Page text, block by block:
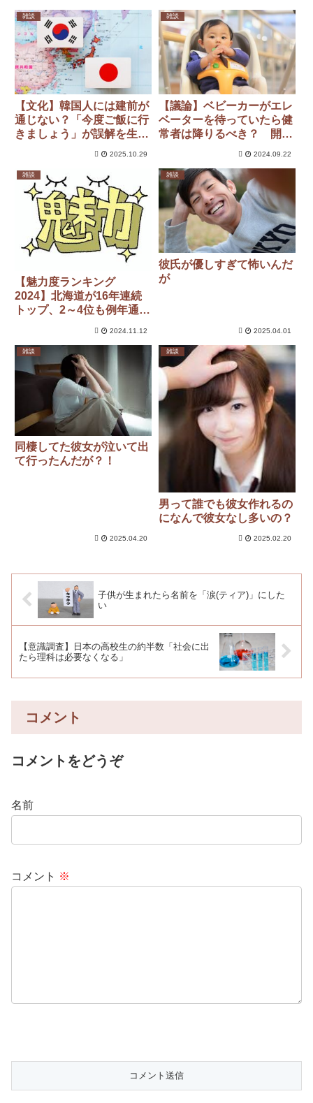
雑談
【文化】韓国人には建前が
通じない？「今度ご飯に行
きましょう」が誤解を生む
2025.10.29
雑談
【議論】ベビーカーがエレ
ベーターを待っていたら健
常者は降りるべき？ 開ボ
2024.09.22
雑談
【魅力度ランキング
2024】北海道が16年連続
トップ、2～4位も例年通
2024.11.12
雑談
彼氏が優しすぎて怖いんだ
が
2025.04.01
雑談
同棲してた彼女が泣いて出
て行ったんだが？！
2025.04.20
雑談
男って誰でも彼女作れるの
になんで彼女なし多いの？
2025.02.20
子供が生まれたら名前を「涙(ティア)」にした
い
【意識調査】日本の高校生の約半数「社会に出
たら理科は必要なくなる」
コメント
コメントをどうぞ
名前
コメント ※